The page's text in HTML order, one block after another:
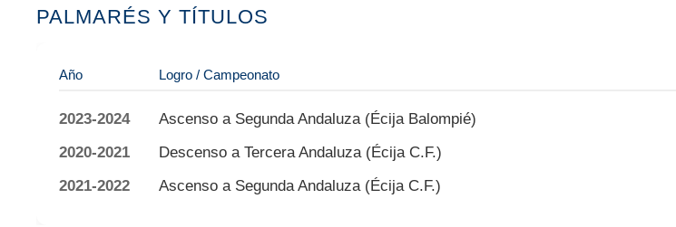
PALMARÉS Y TÍTULOS
Año
2023-2024
2020-2021
2021-2022
Logro / Campeonato
Ascenso a Segunda Andaluza (Écija Balompié)
Descenso a Tercera Andaluza (Écija C.F.)
Ascenso a Segunda Andaluza (Écija C.F.)